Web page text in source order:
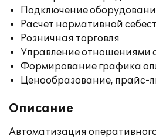
Подключение
Расчет нормативной
Розничная торговля
Управление отношениями
Формирование графика
Ценообразование, прайс-
Описание
Автоматизация